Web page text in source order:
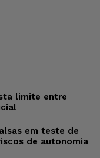
limite entre
em teste de
de autonomia